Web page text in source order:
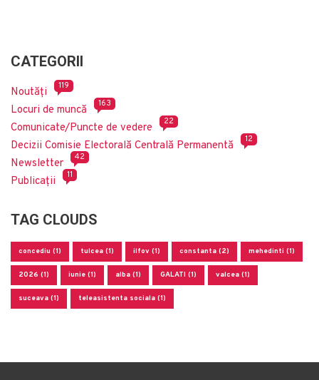
CATEGORII
Noutăți 119
Locuri de muncă 163
Comunicate/Puncte de vedere 22
Decizii Comisie Electorală Centrală Permanentă 12
Newsletter 42
Publicații 11
TAG CLOUDS
concediu (1) tulcea (1) ilfov (1) constanta (2) mehedinti (1)
2026 (1) iunie (1) alba (1) GALATI (1) valcea (1)
suceava (1) teleasistenta sociala (1)